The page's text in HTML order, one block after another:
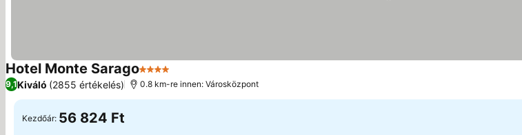
Hotel Monte Sarago4 Kategória
9,1Kiváló (2855 értékelés) 0.8 km-re innen: Városközpont
Kezdőár: 56 824 Ft